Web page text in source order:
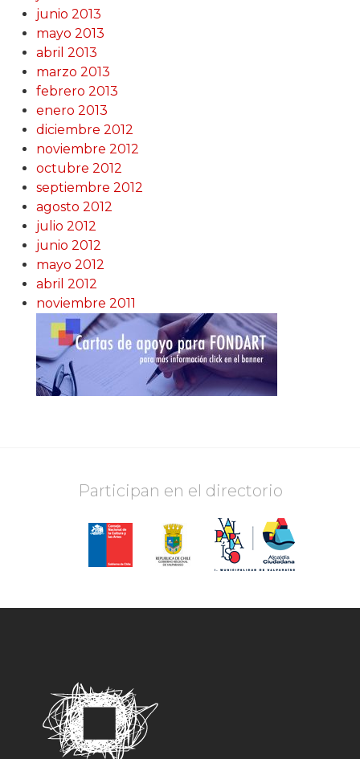
junio 2013
mayo 2013
abril 2013
marzo 2013
febrero 2013
enero 2013
diciembre 2012
noviembre 2012
octubre 2012
septiembre 2012
agosto 2012
julio 2012
junio 2012
mayo 2012
abril 2012
noviembre 2011
Participan en el directorio